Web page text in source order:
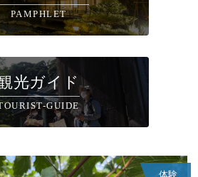
PAMPHLET
光ガイド
GUIDE
体験